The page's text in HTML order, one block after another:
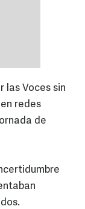
las Voces sin
redes
de